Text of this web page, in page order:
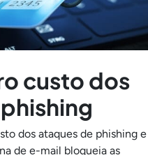
custo dos
dos ataques de phishing e
de e-mail bloqueia as